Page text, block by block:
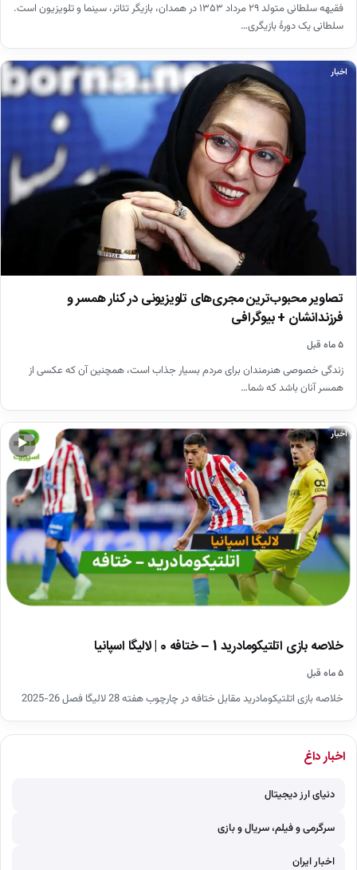
فقیهه سلطانی متولد ۲۹ مرداد ۱۳۵۳ در همدان، بازیگر تئاتر، سینما و تلویزیون است.
سلطانی یک دورهٔ بازیگری…
اخبار
تصاویر محبوب‌ترین مجری‌های تلویزیونی در کنار همسر و
فرزندانشان + بیوگرافی
۵ ماه قبل
زندگی خصوصی هنرمندان برای مردم بسیار جذاب است، همچنین آن که عکسی از
همسر آنان باشد که شما…
▶
اخبار
خلاصه بازی اتلتیکومادرید 1 – ختافه 0 | لالیگا اسپانیا
۵ ماه قبل
خلاصه بازی اتلتیکومادرید مقابل ختافه در چارچوب هفته 28 لالیگا فصل 26-2025
اخبار داغ
دنیای ارز دیجیتال
سرگرمی و فیلم، سریال و بازی
اخبار ایران